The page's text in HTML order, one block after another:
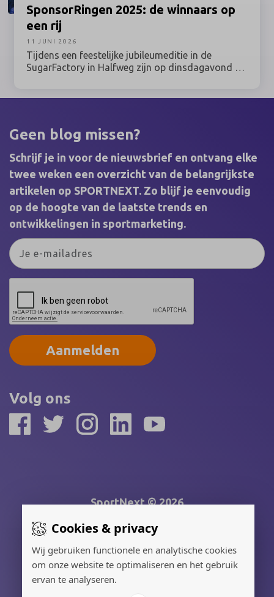
Cookies & privacy
Wij gebruiken functionele en analytische cookies
om onze website te optimaliseren en het gebruik
ervan te analyseren.
SponsorRingen 2025: de winnaars op
een rij
Tijdens een feestelijke jubileumeditie in de
SugarFactory in Halfweg zijn op dinsdagavond 9
voor de uitreiking van de belangrijkste vakprijzen
binnen het Nederlandse sponsorvakgebied.
11 JUNI 2026
Geen blog missen?
Schrijf je in voor de nieuwsbrief en ontvang elke
twee weken een overzicht van de belangrijkste
artikelen op SPORTNEXT. Zo blijf je eenvoudig
op de hoogte van de laatste trends en
ontwikkelingen in sportmarketing.
Aanmelden
Volg ons
SportNext © 2026
Gerealiseerd door:
Adverteren